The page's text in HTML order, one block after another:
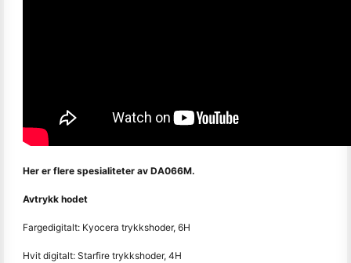
Her er flere spesialiteter av DA066M.
Avtrykk hodet
Fargedigitalt: Kyocera trykkshoder, 6H
Hvit digitalt: Starfire trykkshoder, 4H